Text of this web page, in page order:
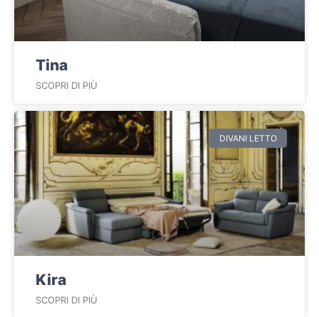
Tina
SCOPRI DI PIÙ
DIVANI LETTO
Kira
SCOPRI DI PIÙ